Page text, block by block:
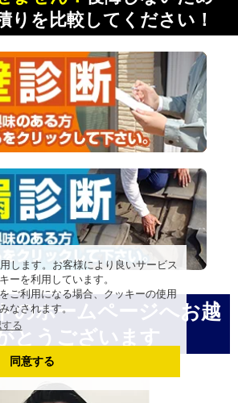
します。お客様により良いサービス
ーを利用しています。
ご利用になる場合、クッキーの使用
なされます。
る
同意する
りを比較してください！
のホームページへお越
とうございます